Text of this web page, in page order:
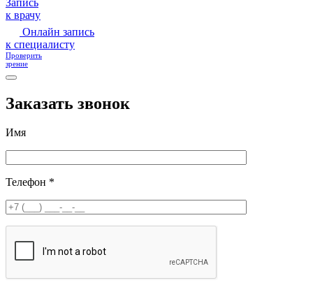
к врачу
Онлайн запись
к специалисту
Проверить
зрение
Заказать звонок
Имя
Телефон *